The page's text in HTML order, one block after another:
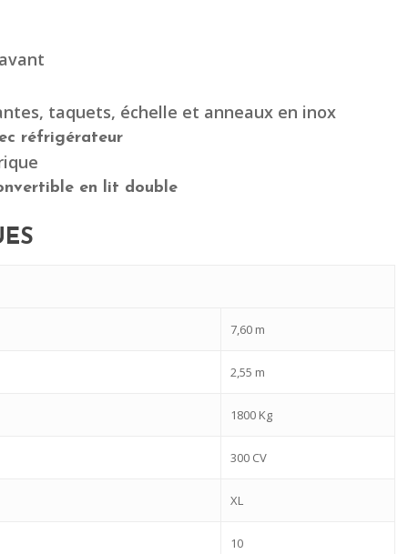
taquets, échelle et anneaux en inox
réfrigérateur
en lit double
7,60 m
2,55 m
1800 Kg
300 CV
XL
10